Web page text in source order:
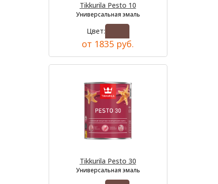
Tikkurila Pesto 10
Универсальная эмаль
Цвет:
от 1835 руб.
Tikkurila Pesto 30
Универсальная эмаль